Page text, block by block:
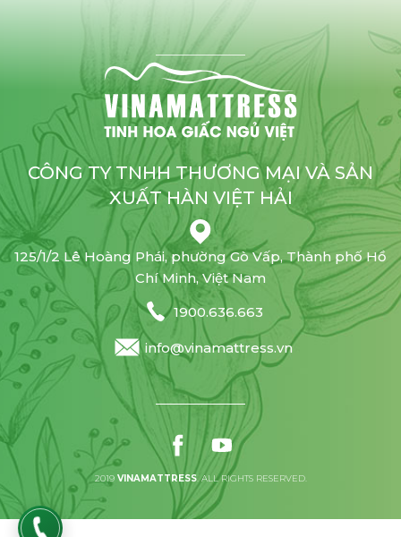
CÔNG TY TNHH THƯƠNG MẠI VÀ SẢN
XUẤT HÀN VIỆT HẢI
125/1/2 Lê Hoàng Phái, phường Gò Vấp, Thành phố Hồ
Chí Minh, Việt Nam
1900.636.663
info@vinamattress.vn
2019 VINAMATTRESS. ALL RIGHTS RESERVED.